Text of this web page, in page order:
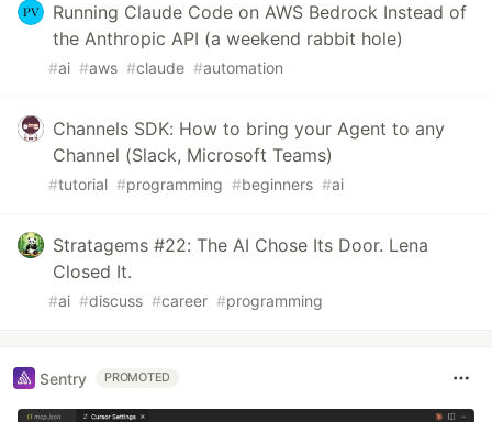
Running Claude Code on AWS Bedrock Instead of
the Anthropic API (a weekend rabbit hole)
#ai #aws #claude #automation
Channels SDK: How to bring your Agent to any
Channel (Slack, Microsoft Teams)
#tutorial #programming #beginners #ai
Stratagems #22: The AI Chose Its Door. Lena
Closed It.
#ai #discuss #career #programming
Sentry PROMOTED